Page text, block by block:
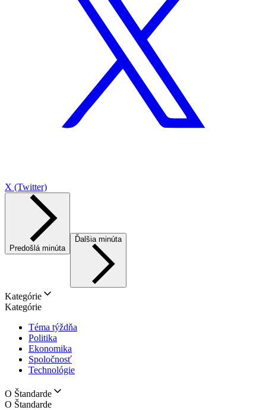
X (Twitter)
Predošlá minúta
Ďalšia minúta
Kategórie
Kategórie
Téma týždňa
Politika
Ekonomika
Spoločnosť
Technológie
O Štandarde
O Štandarde